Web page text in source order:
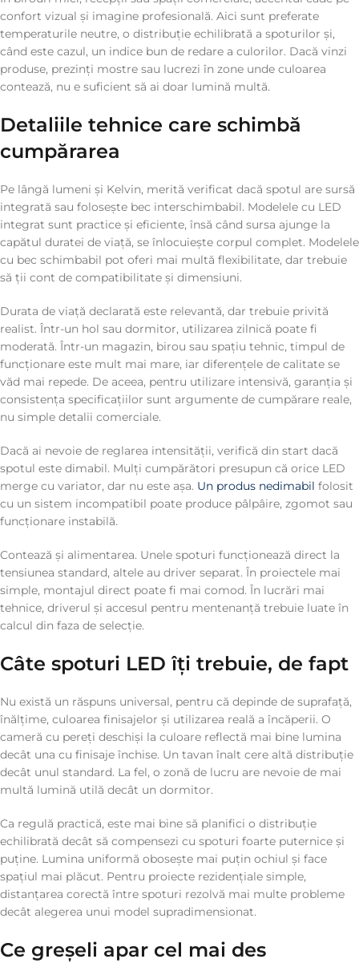
confort vizual și imagine profesională. Aici sunt preferate
temperaturile neutre, o distribuție echilibrată a spoturilor și,
când este cazul, un indice bun de redare a culorilor. Dacă vinzi
produse, prezinți mostre sau lucrezi în zone unde culoarea
contează, nu e suficient să ai doar lumină multă.
Detaliile tehnice care schimbă
cumpărarea
Pe lângă lumeni și Kelvin, merită verificat dacă spotul are sursă
integrată sau folosește bec interschimbabil. Modelele cu LED
integrat sunt practice și eficiente, însă când sursa ajunge la
capătul duratei de viață, se înlocuiește corpul complet. Modelele
cu bec schimbabil pot oferi mai multă flexibilitate, dar trebuie
să ții cont de compatibilitate și dimensiuni.
Durata de viață declarată este relevantă, dar trebuie privită
realist. Într-un hol sau dormitor, utilizarea zilnică poate fi
moderată. Într-un magazin, birou sau spațiu tehnic, timpul de
funcționare este mult mai mare, iar diferențele de calitate se
văd mai repede. De aceea, pentru utilizare intensivă, garanția și
consistența specificațiilor sunt argumente de cumpărare reale,
nu simple detalii comerciale.
Dacă ai nevoie de reglarea intensității, verifică din start dacă
spotul este dimabil. Mulți cumpărători presupun că orice LED
merge cu variator, dar nu este așa. Un produs nedimabil folosit
cu un sistem incompatibil poate produce pâlpâire, zgomot sau
funcționare instabilă.
Contează și alimentarea. Unele spoturi funcționează direct la
tensiunea standard, altele au driver separat. În proiectele mai
simple, montajul direct poate fi mai comod. În lucrări mai
tehnice, driverul și accesul pentru mentenanță trebuie luate în
calcul din faza de selecție.
Câte spoturi LED îți trebuie, de fapt
Nu există un răspuns universal, pentru că depinde de suprafață,
înălțime, culoarea finisajelor și utilizarea reală a încăperii. O
cameră cu pereți deschiși la culoare reflectă mai bine lumina
decât una cu finisaje închise. Un tavan înalt cere altă distribuție
decât unul standard. La fel, o zonă de lucru are nevoie de mai
multă lumină utilă decât un dormitor.
Ca regulă practică, este mai bine să planifici o distribuție
echilibrată decât să compensezi cu spoturi foarte puternice și
puține. Lumina uniformă obosește mai puțin ochiul și face
spațiul mai plăcut. Pentru proiecte rezidențiale simple,
distanțarea corectă între spoturi rezolvă mai multe probleme
decât alegerea unui model supradimensionat.
Ce greșeli apar cel mai des